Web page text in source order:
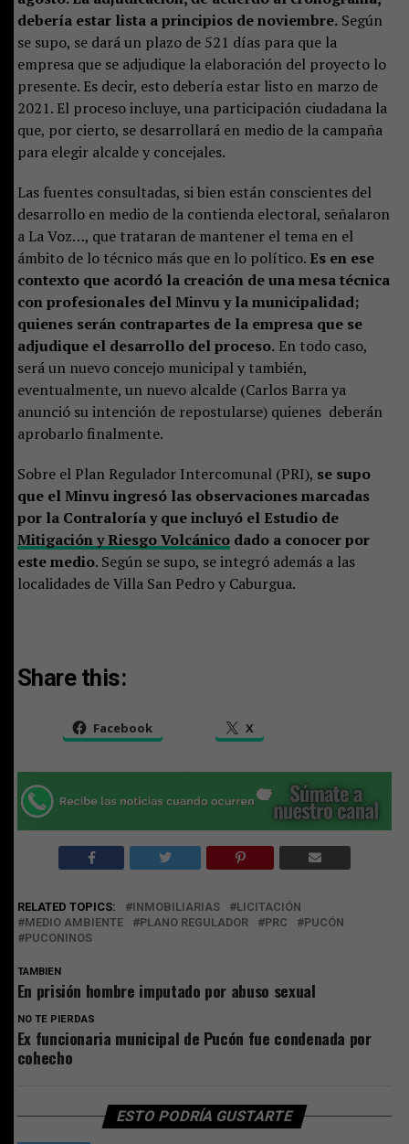
debería estar lista a principios de noviembre.Según
se supo, se dará un plazo de 521 días para que la
empresa que se adjudique la elaboración del proyecto lo
presente. Es decir, esto debería estar listo en marzo de
2021. El proceso incluye, una participación ciudadana la
que, por cierto, se desarrollará en medio de la campaña
para elegir alcalde y concejales.
Las fuentes consultadas, si bien están conscientes del
desarrollo en medio de la contienda electoral, señalaron
a La Voz…, que trataran de mantener el tema en el
ámbito de lo técnico más que en lo político. Es en ese
contexto que acordó la creación de una mesa técnica
con profesionales del Minvu y la municipalidad;
quienes serán contrapartes de la empresa que se
adjudique el desarrollo del proceso.En todo caso,
será un nuevo concejo municipal y también,
eventualmente, un nuevo alcalde (Carlos Barra ya
anunció su intención de repostularse) quienes deberán
aprobarlo finalmente.
Sobre el Plan Regulador Intercomunal (PRI), se supo
que el Minvu ingresó las observaciones marcadas
por la Contraloría y que incluyó el Estudio de
Mitigación y Riesgo Volcánicodado a conocer por
este medio. Según se supo, se integró además a las
localidades de Villa San Pedro y Caburgua.
Share this:
Facebook X
RELATED TOPICS: INMOBILIARIAS
LICITACIÓN
MEDIO AMBIENTE
PLANO REGULADOR PRC
PUCÓN
PUCONINOS
TAMBIEN
En prisión hombre imputado por abuso sexual
NO TE PIERDAS
Ex funcionaria municipal de Pucón fue condenada por
cohecho
ESTO PODRÍA GUSTARTE